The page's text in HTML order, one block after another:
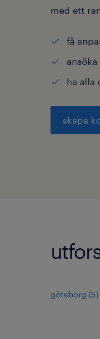
med ett
få
ha alla
skapa
göteborg (5)